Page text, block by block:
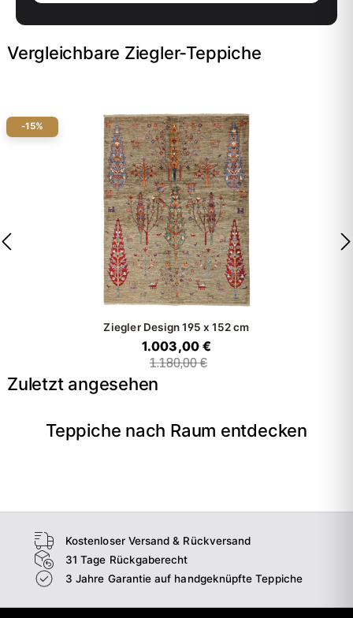
Vergleichbare Ziegler-Teppiche
-15%
Ziegler Design 195 x 152 cm
1.003,00 €
1.180,00 €
Zuletzt angesehen
Teppiche nach Raum entdecken
Wohnzimmer
Kostenloser Versand & Rückversand
31 Tage Rückgaberecht
3 Jahre Garantie auf handgeknüpfte Teppiche